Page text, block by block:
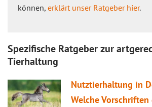
können, erklärt unser Ratgeber hier.
Spezifische Ratgeber zur
Tierhaltung
Nutztierhaltung in
Welche Vorschriften